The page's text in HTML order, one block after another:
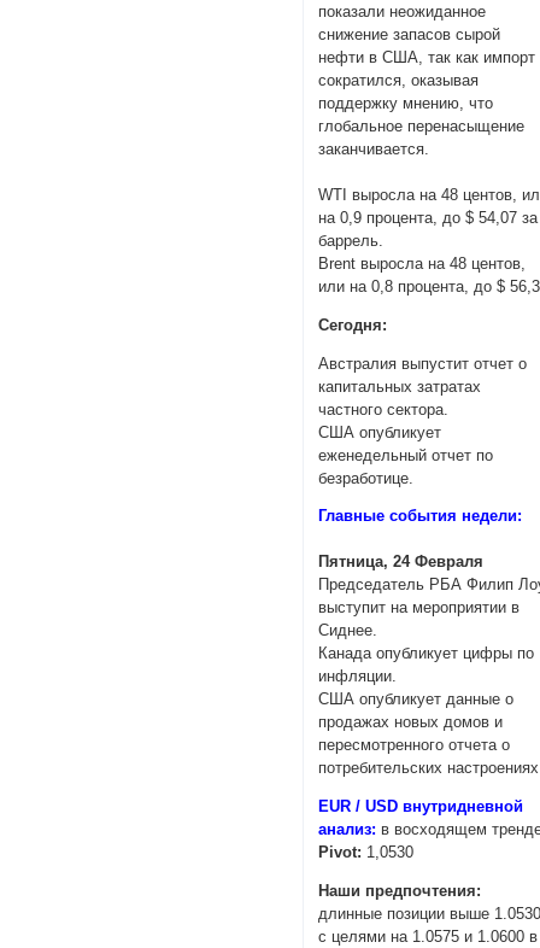
показали неожиданное
снижение запасов сырой
нефти в США, так как импорт
сократился, оказывая
поддержку мнению, что
глобальное перенасыщение
заканчивается.
WTI выросла на 48 центов,
на 0,9 процента, до $ 54,07 за
баррель.
Brent выросла на 48 центов,
или на 0,8 процента, до $
Сегодня:
Австралия выпустит отчет о
капитальных затратах
частного сектора.
США опубликует
еженедельный отчет по
безработице.
Главные события недели:
Пятница, 24 Февраля
Председатель РБА Филип
выступит на мероприятии в
Сиднее.
Канада опубликует цифры по
инфляции.
США опубликует данные о
продажах новых домов и
пересмотренного отчета о
потребительских
EUR / USD внутридневной
анализ: в восходящем
Pivot: 1,0530
Наши предпочтения:
длинные позиции выше
с целями на 1.0575 и 1.0600 в